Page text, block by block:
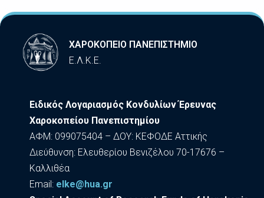
ΧΑΡΟΚΟΠΕΙΟ ΠΑΝΕΠΙΣΤΗΜΙΟ
Ε.Λ.Κ.Ε.
Ειδικός Λογαριασμός Κονδυλίων Έρευνας
Χαροκοπείου Πανεπιστημίου
ΑΦΜ: 099075404 – ΔΟΥ: ΚΕΦΟΔΕ Αττικής
Διεύθυνση: Ελευθερίου Βενιζέλου 70-17676 –
Καλλιθέα
Εmail: elke@hua.gr